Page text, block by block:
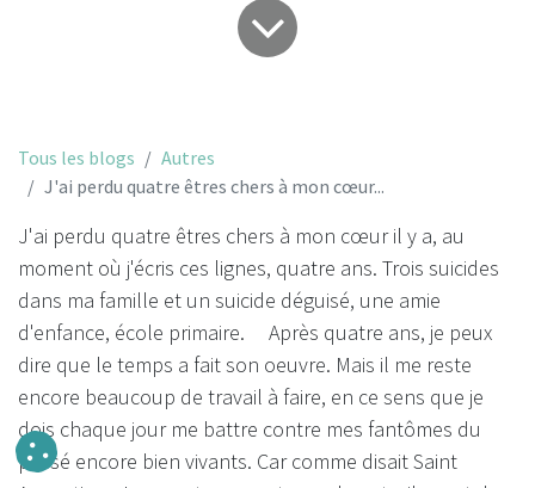
Tous les blogs
Autres
J'ai perdu quatre êtres chers à mon cœur...
J'ai perdu quatre êtres chers à mon cœur il y a, au
moment où j'écris ces lignes, quatre ans. Trois suicides
dans ma famille et un suicide déguisé, une amie
d'enfance, école primaire. Après quatre ans, je peux
dire que le temps a fait son oeuvre. Mais il me reste
encore beaucoup de travail à faire, en ce sens que je
dois chaque jour me battre contre mes fantômes du
passé encore bien vivants. Car comme disait Saint